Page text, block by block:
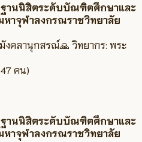
านนิสิตระดับบัณฑิตศึกษาและ
าจุฬาลงกรณราชวิทยาลัย
งคลานุกสรณ์🙏 วิทยากร: พระ
คน)
านนิสิตระดับบัณฑิตศึกษาและ
าจุฬาลงกรณราชวิทยาลัย